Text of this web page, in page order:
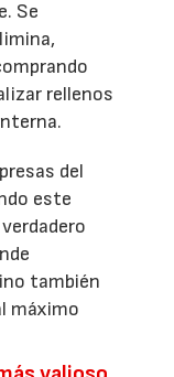
Se
rellenos
del
este
también
máximo